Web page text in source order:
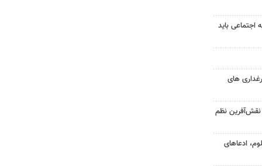
باید
های
نقش‌آفرین نظم
ادعاهای